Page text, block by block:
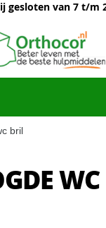
gesloten van 7 t/m
bril